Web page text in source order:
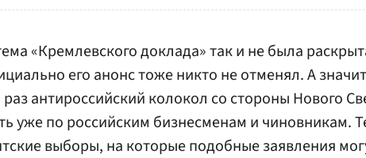
«Кремлевского доклада» так и не была
его анонс тоже никто не отменял. А
антироссийский колокол со стороны Нового
уже по российским бизнесменам и чиновникам.
выборы, на которые подобные заявления